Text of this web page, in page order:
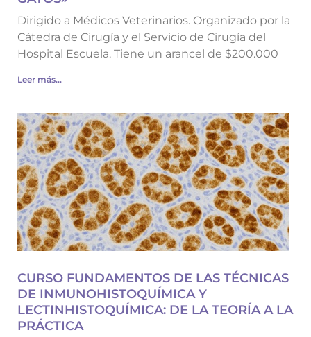
Dirigido a Médicos Veterinarios. Organizado por la
Cátedra de Cirugía y el Servicio de Cirugía del
Hospital Escuela. Tiene un arancel de $200.000
Leer más...
CURSO FUNDAMENTOS DE LAS TÉCNICAS
DE INMUNOHISTOQUÍMICA Y
LECTINHISTOQUÍMICA: DE LA TEORÍA A LA
PRÁCTICA